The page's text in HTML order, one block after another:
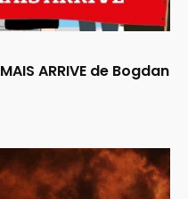
ARRIVE de Bogdan